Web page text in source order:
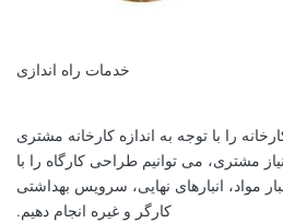
خدمات راه اندازی
را با توجه به اندازه کارخانه مشتری
مشتری، می توانیم طراحی کارگاه را با
مواد، انبارهای نهایی، سرویس بهداشتی
کارگر و غیره انجام دهیم.